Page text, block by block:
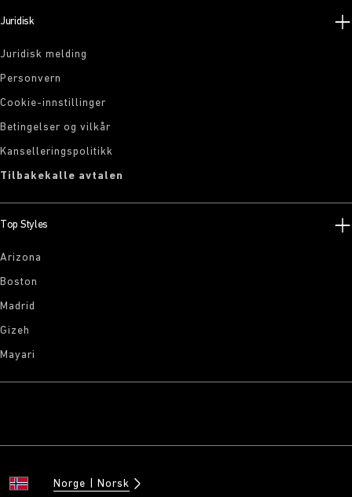
Juridisk
Juridisk melding
Personvern
Cookie-innstillinger
Betingelser og vilkår
Kanselleringspolitikk
Tilbakekalle avtalen
Top Styles
Arizona
Boston
Madrid
Gizeh
Mayari
Norge Norsk